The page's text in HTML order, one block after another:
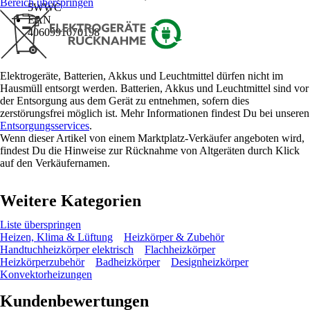
5WWC
EAN
4060991070198
Bereich überspringen
Elektrogeräte, Batterien, Akkus und Leuchtmittel dürfen nicht im
Hausmüll entsorgt werden. Batterien, Akkus und Leuchtmittel sind vor
der Entsorgung aus dem Gerät zu entnehmen, sofern dies
zerstörungsfrei möglich ist. Mehr Informationen findest Du bei unseren
Entsorgungsservices.
Wenn dieser Artikel von einem Marktplatz-Verkäufer angeboten wird,
findest Du die Hinweise zur Rücknahme von Altgeräten durch Klick
auf den Verkäufernamen.
Weitere Kategorien
Liste überspringen
Heizen, Klima & Lüftung
Heizkörper & Zubehör
Handtuchheizkörper elektrisch
Flachheizkörper
Heizkörperzubehör
Badheizkörper
Designheizkörper
Konvektorheizungen
Kundenbewertungen